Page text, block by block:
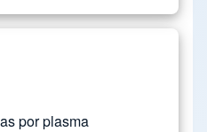
por plasma